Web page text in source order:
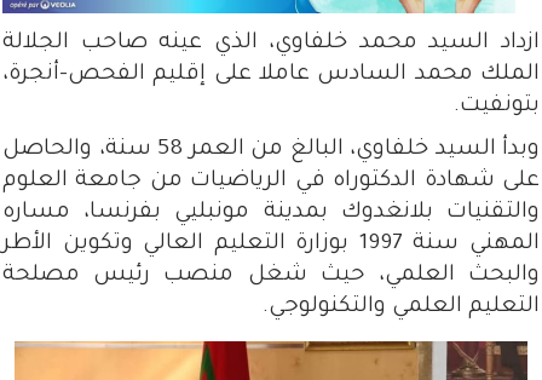
ازداد السيد محمد خلفاوي، الذي عينه صاحب الجلالة
الملك محمد السادس عاملا على إقليم الفحص-أنجرة،
بتونفيت.
وبدأ السيد خلفاوي، البالغ من العمر 58 سنة، والحاصل
على شهادة الدكتوراه في الرياضيات من جامعة العلوم
والتقنيات بلانغدوك بمدينة مونبليي بفرنسا، مساره
المهني سنة 1997 بوزارة التعليم العالي وتكوين الأطر
والبحث العلمي، حيث شغل منصب رئيس مصلحة
التعليم العلمي والتكنولوجي.